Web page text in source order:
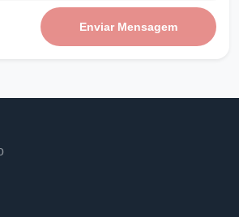
Atalaia
Ouvir
viver Cristo
da Vida
Daniluski
Enviar Mensagem